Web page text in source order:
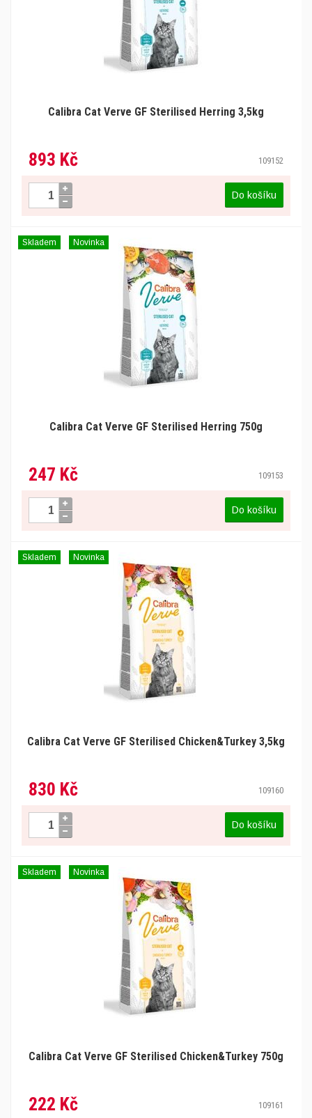
Calibra Cat Verve GF Sterilised Herring 3,5kg
893 Kč 109152
Do košíku
Calibra Cat Verve GF Sterilised Herring 750g
247 Kč 109153
Skladem Novinka
Do košíku
Calibra Cat Verve GF Sterilised Chicken&Turkey 3,5kg
830 Kč 109160
Skladem Novinka
Do košíku
Calibra Cat Verve GF Sterilised Chicken&Turkey 750g
222 Kč 109161
Skladem Novinka